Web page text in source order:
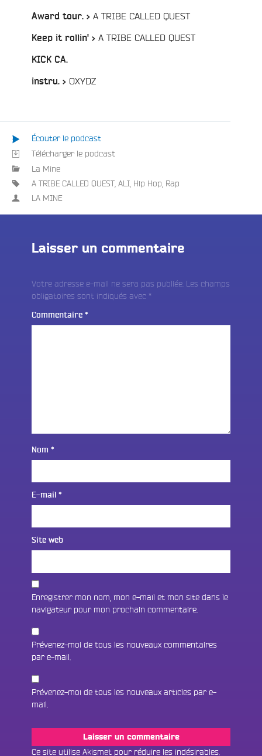
Award tour. > A TRIBE CALLED QUEST/
Keep it rollin' > A TRIBE CALLED QUEST/
KICK CA.
instru. > OXYDZ/
Écouter le podcast
Télécharger le podcast
La Mine
A TRIBE CALLED QUEST ALI Hip Hop Rap
LA MINE
Laisser un commentaire
Votre adresse e-mail ne sera pas publiée. Les champs
obligatoires sont indiqués avec *
Commentaire *
Nom *
E-mail *
Site web
Enregistrer mon nom, mon e-mail et mon site dans le
navigateur pour mon prochain commentaire.
Prévenez-moi de tous les nouveaux commentaires
par e-mail.
Prévenez-moi de tous les nouveaux articles par e-
mail.
Ce site utilise Akismet pour réduire les indésirables.